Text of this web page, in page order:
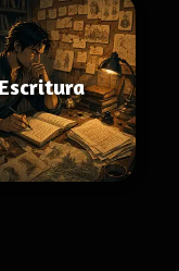
Escritura